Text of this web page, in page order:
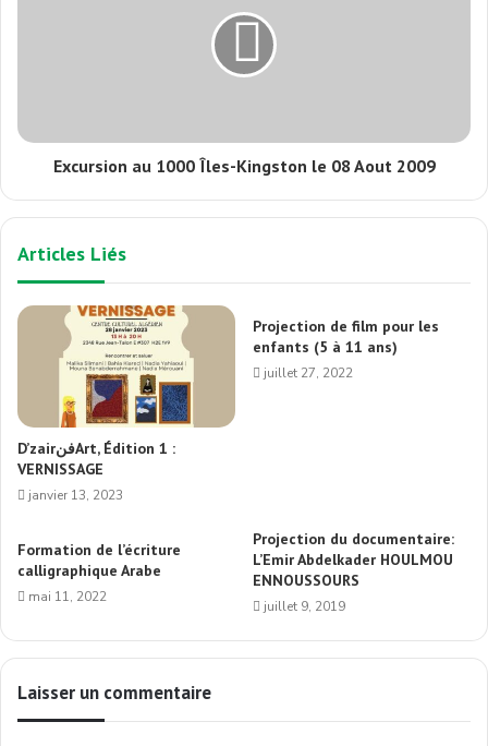
Excursion au 1000 Îles-Kingston le 08 Aout 2009
Articles Liés
D’zairفنArt, Édition 1 :
VERNISSAGE
janvier 13, 2023
Projection de film pour les
enfants (5 à 11 ans)
juillet 27, 2022
Formation de l’écriture
calligraphique Arabe
mai 11, 2022
Projection du documentaire:
L’Emir Abdelkader HOULMOU
ENNOUSSOURS
juillet 9, 2019
Laisser un commentaire